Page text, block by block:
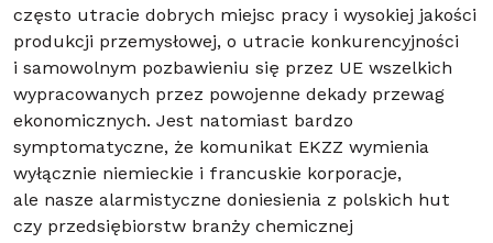
często utracie dobrych miejsc pracy i wysokiej jakości
produkcji przemysłowej, o utracie konkurencyjności
i samowolnym pozbawieniu się przez UE wszelkich
wypracowanych przez powojenne dekady przewag
ekonomicznych. Jest natomiast bardzo
symptomatyczne, że komunikat EKZZ wymienia
wyłącznie niemieckie i francuskie korporacje,
ale nasze alarmistyczne doniesienia z polskich hut
czy przedsiębiorstw branży chemicznej